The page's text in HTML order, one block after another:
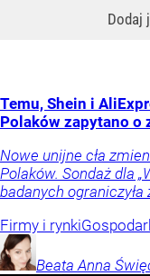
Dodaj
Temu, Shein i
Polaków zapytano o
Nowe unijne cła
Polaków. Sondaż dla
badanych
Firmy i rynki
Beata Anna